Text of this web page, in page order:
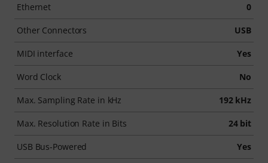
Ethernet 0
Other Connectors USB
MIDI interface Yes
Word Clock No
Max. Sampling Rate in kHz 192 kHz
Max. Resolution Rate in Bits 24 bit
USB Bus-Powered Yes